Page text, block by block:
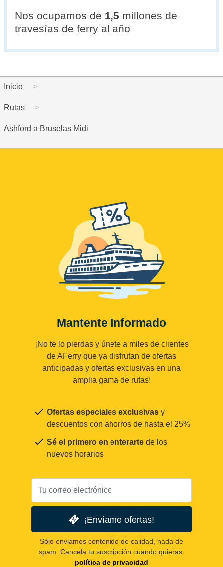
Nos ocupamos de 1,5 millones de
travesías de ferry al año
Inicio
Rutas
Ashford a Bruselas Midi
Mantente Informado
¡No te lo pierdas y únete a miles de clientes
de AFerry que ya disfrutan de ofertas
anticipadas y ofertas exclusivas en una
amplia gama de rutas!
Ofertas especiales exclusivas y
descuentos con ahorros de hasta el 25%
Sé el primero en enterarte de los
nuevos horarios
¡Envíame ofertas!
Sólo enviamos contenido de calidad, nada de
spam. Cancela tu suscripción cuando quieras.
política de privacidad